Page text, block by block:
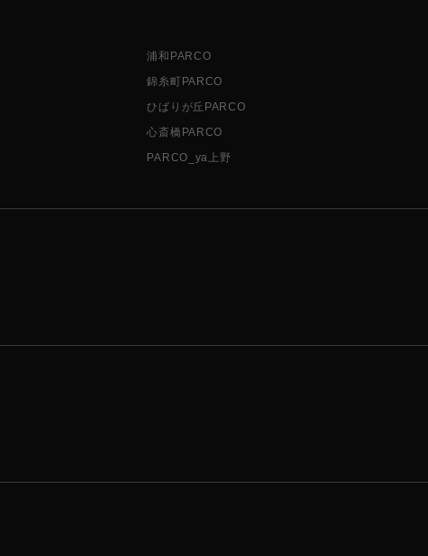
浦和PARCO
錦糸町PARCO
ひばりが丘PARCO
心斎橋PARCO
PARCO_ya上野